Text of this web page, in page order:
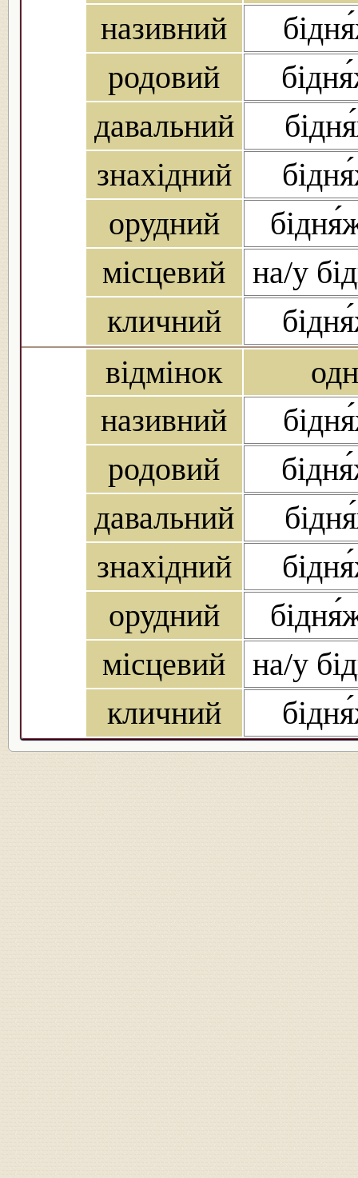
називний
родовий
давальний
знахідний
орудний
місцевий
на/у
кличний
відмінок
називний
родовий
давальний
знахідний
орудний
місцевий
на/у
кличний